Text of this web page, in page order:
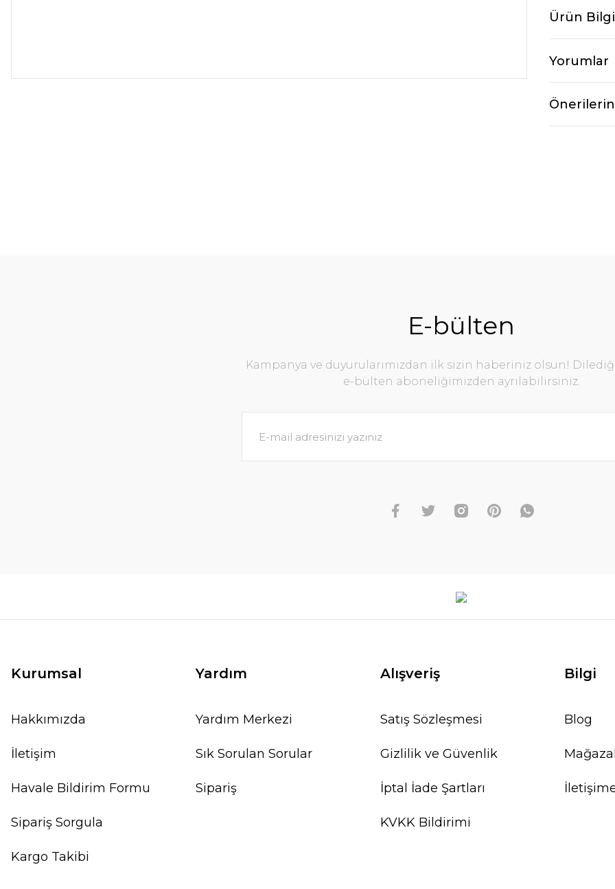
Ürün
Yorumlar
E-bülten
Kampanya ve duyurularımızdan ilk sizin haberiniz olsun!
e-bülten aboneliğimizden ayrılabilirsiniz.
Kurumsal
Hakkımızda
İletişim
Havale Bildirim Formu
Sipariş Sorgula
Kargo Takibi
Yardım
Yardım Merkezi
Sık Sorulan Sorular
Sipariş
Alışveriş
Satış Sözleşmesi
Gizlilik ve Güvenlik
İptal İade Şartları
KVKK Bildirimi
Bilgi
Blog